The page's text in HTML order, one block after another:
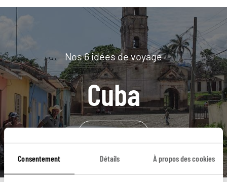
Consentement Détails À propos des cookies
Nos 6 idées de voyage
Cuba